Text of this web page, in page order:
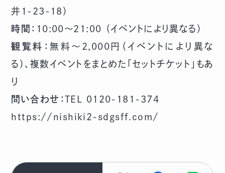
井1-23-18）
時間： 10:00～21:00 （イベントにより異なる）
観覧料： 無料～2,000円（イベントにより異な
る）、複数イベントをまとめた「セットチケット」もあ
り
問い合わせ：TEL 0120-181-374
https://nishiki2-sdgsff.com/